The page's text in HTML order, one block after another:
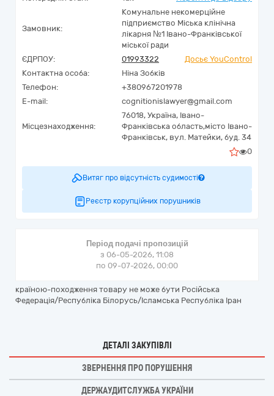
Замовник:
Комунальне некомерційне
підприємство Міська клінічна
лікарня №1 Івано-Франківської
міської ради
ЄДРПОУ:
01993322
Досьє YouControl
Контактна особа:
Ніна Зобків
Телефон:
+380967201978
E-mail:
cognitionislawyer@gmail.com
Місцезнаходження:
76018, Україна, Івано-
Франківська область,місто Івано-
Франківськ, вул. Матейки, буд. 34
0
Витяг про відсутність судимості
Реєстр корупційних порушників
Період подачі пропозицій
з 06-05-2026, 11:08
по 09-07-2026, 00:00
країною-походження товару не може бути Російська
Федерація/Республіка Білорусь/Ісламська Республіка Іран
ДЕТАЛІ ЗАКУПІВЛІ
ЗВЕРНЕННЯ ПРО ПОРУШЕННЯ
ДЕРЖАУДИТСЛУЖБА УКРАЇНИ